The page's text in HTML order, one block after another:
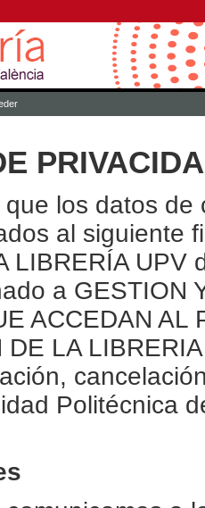
los datos
al siguiente
LIBRERÍA
a GESTION
ACCEDAN AL
DE LA
Politécnica